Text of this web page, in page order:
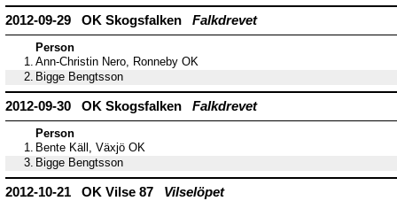
2012-09-29 OK Skogsfalken Falkdrevet
Person
1. Ann-Christin Nero, Ronneby OK
2. Bigge Bengtsson
2012-09-30 OK Skogsfalken Falkdrevet
Person
1. Bente Käll, Växjö OK
3. Bigge Bengtsson
2012-10-21 OK Vilse 87 Vilselöpet